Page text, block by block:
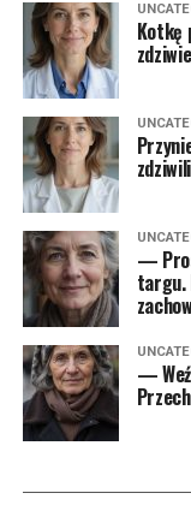
Kotkę
—
targu.
—